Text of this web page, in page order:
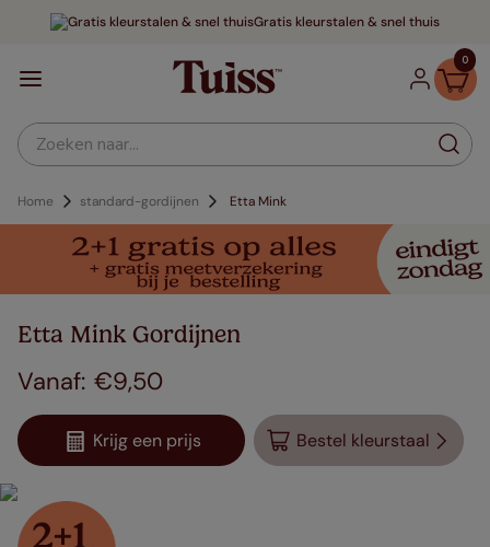
Gratis kleurstalen & snel thuis
0
Zoeken naar...
Home standard-gordijnen Etta Mink
Etta Mink Gordijnen
€9,50
Krijg een prijs Bestel kleurstaal